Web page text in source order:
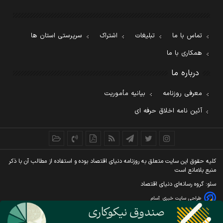
تماس با ما تبلیغات اشتراک
سرپرستی استان ها
همکاری با ما
درباره ما
معرفی روزنامه
بیانیه مأموریت
آئین نامه اخلاق حرفه ای
کليه حقوق اين سايت متعلق به روزنامه دنيای اقتصاد بوده و استفاده از مطالب آن با ذکر
منبع بلامانع است
سئو: گروه رسانه‌ای دنیای اقتصاد
طراحی سایت خبری آسام